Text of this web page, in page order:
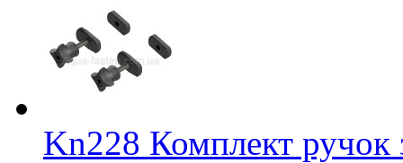
Kn228 Комплект ручок